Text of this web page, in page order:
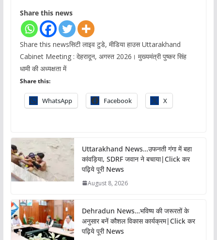
Share this news
Share this newsसिटी लाइव टुडे, मीडिया हाउस Uttarakhand
Cabinet Meeting : देहरादून, अगस्त 2026। मुख्यमंत्री पुष्कर सिंह
धामी की अध्यक्षता में
Share this:
WhatsApp Facebook X
Uttarakhand News…उफनती गंगा में बहा
कांवड़िया, SDRF जवान ने बचाया|Click कर
पढ़िये पूरी News
August 8, 2026
Dehradun News…भविष्य की जरूरतों के
अनुसार बनें कौशल विकास कार्यक्रम|Click कर
पढ़िये पूरी News